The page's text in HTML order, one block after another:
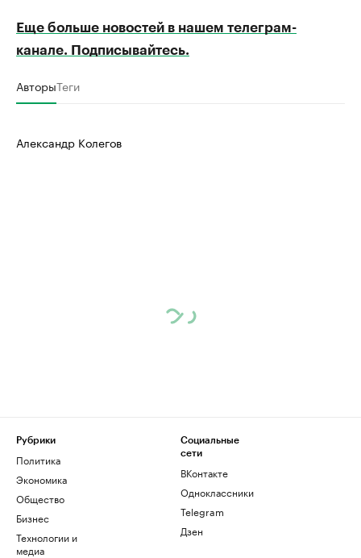
Еще больше новостей в нашем телеграм-
канале. Подписывайтесь.
АвторыТеги
Александр Колегов
Рубрики
Политика
Экономика
Общество
Бизнес
Технологии и
медиа
Социальные
сети
ВКонтакте
Одноклассники
Telegram
Дзен